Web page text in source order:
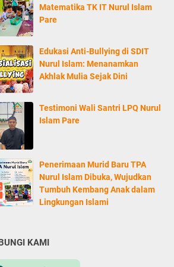
Matematika TK IT Nurul Islam
Pare
Edukasi Anti-Bullying di SDIT
Nurul Islam: Menanamkan
Akhlak Mulia Sejak Dini
Testimoni Wali Santri LPQ Nurul
Islam Pare
Penerimaan Murid Baru TPA
Nurul Islam Dibuka, Wujudkan
Tumbuh Kembang Anak dalam
Lingkungan Islami
KAMI